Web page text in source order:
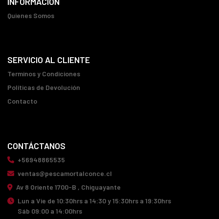
Quienes Somos
SERVICIO AL CLIENTE
Terminos y Condiciones
Políticas de Devolución
Contacto
CONTÁCTANOS
+56948865535
ventas@pescamortalconce.cl
Av 8 Oriente 1700-B , Chiguayante
Lun a Vie de 10:30hrs a 14:30 y 15:30hrs a 19:30hrs
Sáb 09:00 a 14:00hrs